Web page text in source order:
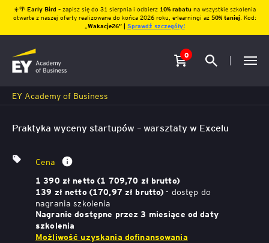
☀️🌴 Early Bird – zapisz się do 31 sierpnia i odbierz10% rabatu na wszystkie szkolenia
otwarte z naszej oferty realizowane do końca 2026 roku, e-learningi aż 50% taniej. Kod:
Wakacje26″ | Sprawdź szczegóły!
0
EY Academy of Business
Praktyka wyceny startupów – warsztaty w Excelu
Cena
1 390 zł netto (1 709,70 zł brutto)
139 zł netto (170,97 zł brutto) - dostęp do
nagrania szkolenia
Nagranie dostępne przez 3 miesiące od daty
szkolenia
Możliwość uzyskania dofinansowania